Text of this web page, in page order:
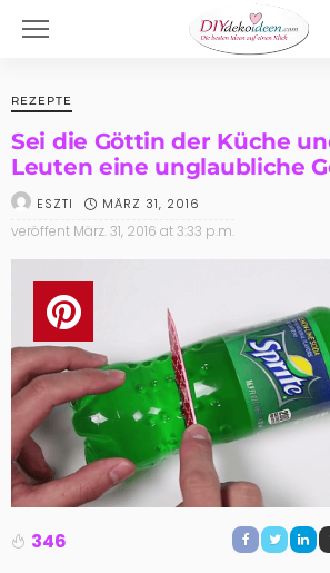
REZEPTE
Sei die Göttin der Küche
Leuten eine unglaubliche
ESZTI MÄRZ 31, 2016
veröffent März. 31, 2016 at 3:33 p.m.
346